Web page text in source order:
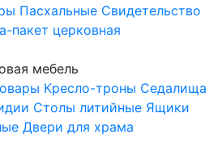
Пасхальные Свидетельство
пакет церковная
мебель
Кресло-троны Седалища
Столы литийные Ящики
Двери для храма